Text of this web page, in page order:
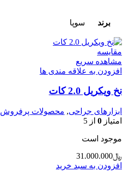
برند سوپا
مقایسه
مشاهده سریع
افزودن به علاقه مندی ها
نخ ویکریل 2.0 کات
ابزارهای جراحی, محصولات پرفروش
امتیاز 0 از 5
موجود است
﷼31.000.000
افزودن به سبد خرید